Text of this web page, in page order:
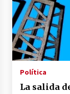
Política
La salida